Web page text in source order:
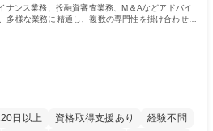
ナンス業務、投融資審査業務、M＆Aなどアドバイ
多様な業務に精通し、複数の専門性を掛け合わせて
日以上 資格取得支援あり
経験不問